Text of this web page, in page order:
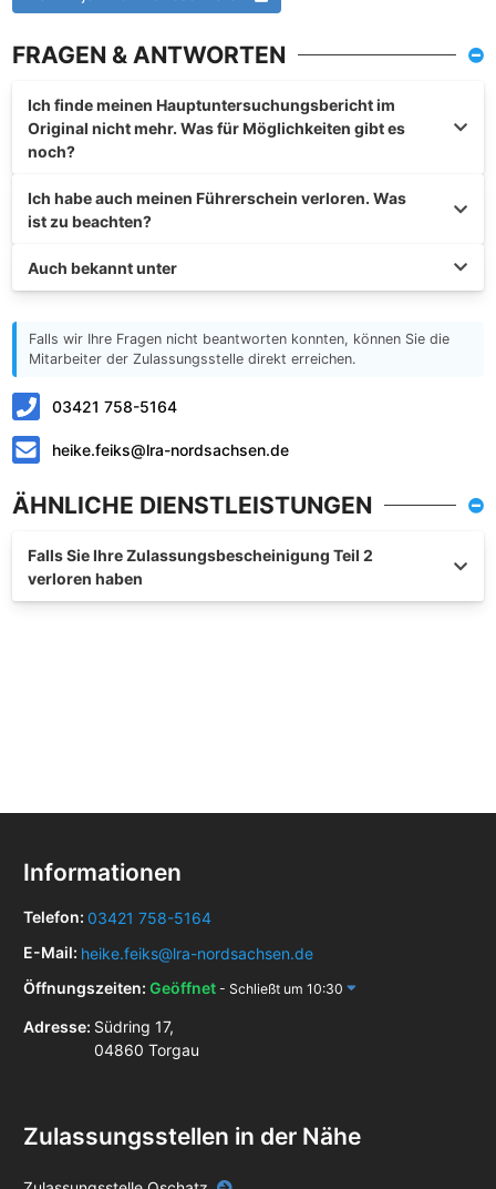
FRAGEN & ANTWORTEN
Ich finde meinen Hauptuntersuchungsbericht im
Original nicht mehr. Was für Möglichkeiten gibt es
noch?
Ich habe auch meinen Führerschein verloren. Was
ist zu beachten?
Auch bekannt unter
Falls wir Ihre Fragen nicht beantworten konnten, können Sie die
Mitarbeiter der Zulassungsstelle direkt erreichen.
03421 758-5164
heike.feiks@lra-nordsachsen.de
ÄHNLICHE DIENSTLEISTUNGEN
Falls Sie Ihre Zulassungsbescheinigung Teil 2
verloren haben
Informationen
Telefon: 03421 758-5164
E-Mail: heike.feiks@lra-nordsachsen.de
Öffnungszeiten: Geöffnet - Schließt um 10:30
Adresse: Südring 17,
04860 Torgau
Zulassungsstellen in der Nähe